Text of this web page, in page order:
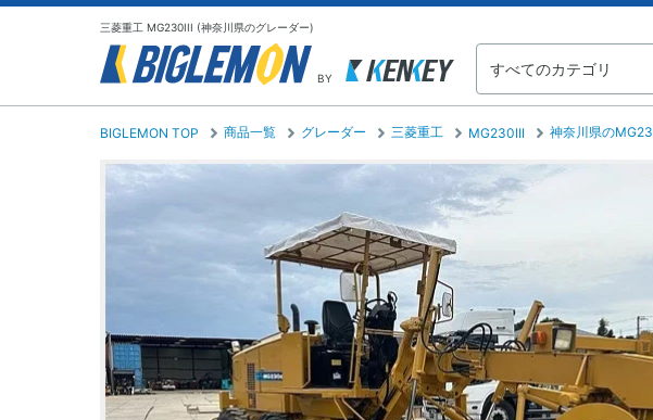
三菱重工 MG230III (神奈川県のグレーダー)
BY
BIGLEMON TOP 商品一覧 グレーダー 三菱重工 MG230III 神奈川県の